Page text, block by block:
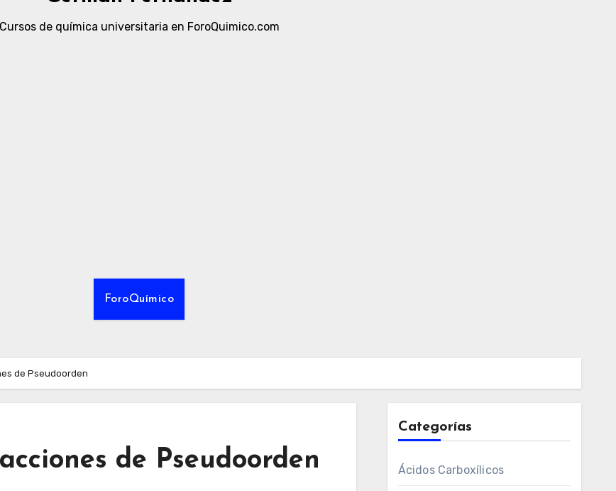
Cursos de química universitaria en ForoQuimico.com
ForoQuímico
de Pseudoorden
de Pseudoorden
Categorías
Ácidos Carboxílicos